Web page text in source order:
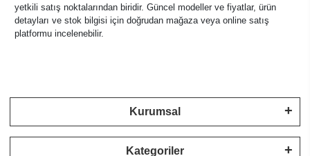
yetkili satış noktalarından biridir. Güncel modeller ve fiyatlar, ürün
detayları ve stok bilgisi için doğrudan mağaza veya online satış
platformu incelenebilir.
Kurumsal
Kategoriler